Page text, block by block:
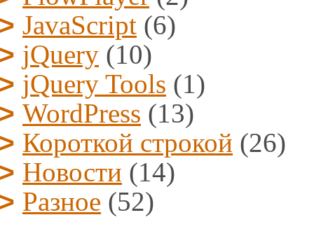
JavaScript (6)
jQuery (10)
jQuery Tools (1)
WordPress (13)
Короткой строкой (26)
Новости (14)
Разное (52)